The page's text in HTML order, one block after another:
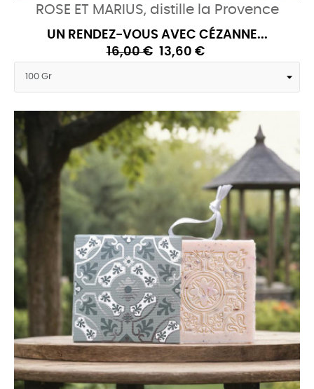
ROSE ET MARIUS, distille la Provence
UN RENDEZ-VOUS AVEC CÉZANNE...
16,00 € 13,60 €